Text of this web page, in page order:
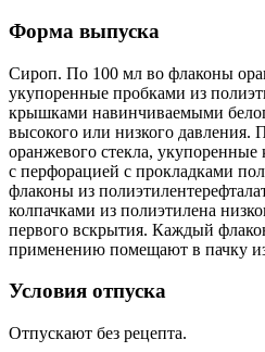
Форма выпуска
Сироп. По 100 мл во флаконы
укупоренные пробками из
крышками навинчиваемыми
высокого или низкого давления.
оранжевого стекла,
с перфорацией с прокладками
флаконы из
колпачками из полиэтилена
первого вскрытия. Каждый
применению помещают в пачку
Условия отпуска
Отпускают без рецепта.